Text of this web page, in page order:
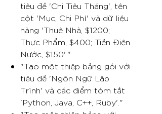
tiêu đề 'Chi Tiêu Tháng', tên
cột 'Mục, Chi Phí' và dữ liệu
hàng 'Thuê Nhà, $1200;
Thực Phẩm, $400; Tiền Điện
Nước, $150'."
"Tạo một thiệp bảng gói với
tiêu đề 'Ngôn Ngữ Lập
Trình' và các điểm tóm tắt
'Python, Java, C++, Ruby'."